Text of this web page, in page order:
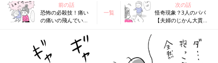
前の話
恐怖の必殺技！痛い
の痛いの飛んでい
大貫さんのママ芸人
日記#51】
一覧
次の話
怪奇現象？3人のパパ
【夫婦のじかん大貫さ